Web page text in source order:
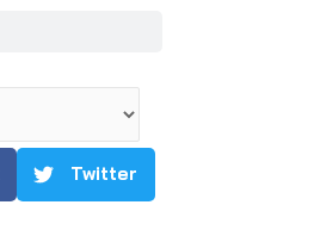
Twitter